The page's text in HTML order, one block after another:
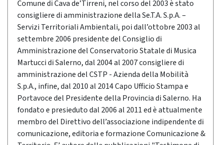
Comune di Cava de’Tirreni, nel corso del 2003 è stato
consigliere di amministrazione della Se.T.A. S.p.A. –
Servizi Territoriali Ambientali, poi dall’ottobre 2003 al
settembre 2006 presidente del Consiglio di
Amministrazione del Conservatorio Statale di Musica
Martucci di Salerno, dal 2004 al 2007 consigliere di
amministrazione del CSTP - Azienda della Mobilità
S.p.A., infine, dal 2010 al 2014 Capo Ufficio Stampa e
Portavoce del Presidente della Provincia di Salerno. Ha
fondato e presieduto dal 2006 al 2011 ed è attualmente
membro del Direttivo dell’associazione indipendente di
comunicazione, editoria e formazione Comunicazione &